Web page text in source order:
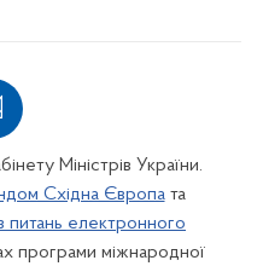
Міністрів України.
Східна Європата
електронного
програми міжнародної